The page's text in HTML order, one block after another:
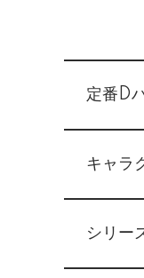
定番D
キャラ
シリー